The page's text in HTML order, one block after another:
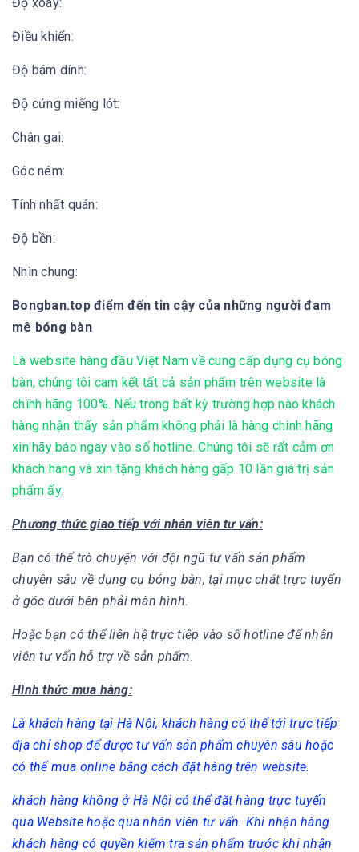
Điều khiển:
Độ bám dính:
Độ cứng miếng lót:
Chân gai:
Góc ném:
Tính nhất quán:
Độ bền:
Nhìn chung:
Bongban.top điểm đến tin cậy của những người đam
mê bóng bàn
Là website hàng đầu Việt Nam về cung cấp dụng cụ bóng
bàn, chúng tôi cam kết tất cả sản phẩm trên website là
chính hãng 100%. Nếu trong bất kỳ trường hợp nào khách
hàng nhận thấy sản phẩm không phải là hàng chính hãng
xin hãy báo ngay vào số hotline. Chúng tôi sẽ rất cảm ơn
khách hàng và xin tặng khách hàng gấp 10 lần giá trị sản
phẩm ấy.
Phương thức giao tiếp với nhân viên tư vấn:
Bạn có thể trò chuyện với đội ngũ tư vấn sản phẩm
chuyên sâu về dụng cụ bóng bàn, tại mục chát trực tuyển
ở góc dưới bên phải màn hình.
Hoặc bạn có thể liên hệ trực tiếp vào số hotline để nhân
viên tư vấn hỗ trợ về sản phẩm.
Hình thức mua hàng:
Là khách hàng tại Hà Nội, khách hàng có thể tới trực tiếp
địa chỉ shop để được tư vấn sản phẩm chuyên sâu hoặc
có thể mua online bằng cách đặt hàng trên website.
khách hàng không ở Hà Nội có thể đặt hàng trực tuyến
qua Website hoặc qua nhân viên tư vấn. Khi nhận hàng
khách hàng có quyền kiểm tra sản phẩm trước khi nhận